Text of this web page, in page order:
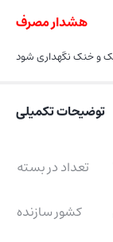
هشدار مصرف
توضیحات تکمیلی
تعداد در بسته
کشور سازنده